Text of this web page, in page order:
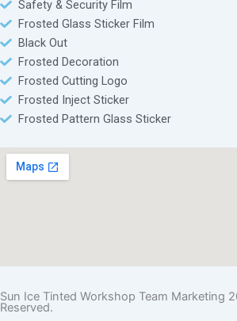
Safety & Security Film
Frosted Glass Sticker Film
Black Out
Frosted Decoration
Frosted Cutting Logo
Frosted Inject Sticker
Frosted Pattern Glass Sticker
Sun Ice Tinted Workshop Team Marketing
Reserved.